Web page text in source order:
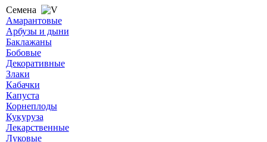
Семена
Амарантовые
Арбузы и дыни
Баклажаны
Бобовые
Декоративные
Злаки
Кабачки
Капуста
Корнеплоды
Кукуруза
Лекарственные
Луковые